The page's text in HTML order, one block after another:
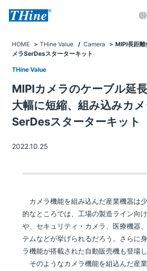
HOME THine Value/ Camera
MIPI長距離
メラSerDesスターターキット
THine Value
MIPIカメラのケーブル延
大幅に短縮、組み込みカ
SerDesスターターキット
2022.10.25
カメラ機能を組み込んだ産業機器は
的なところでは、工場の製造ライン向
や、セキュリティ・カメラ、医療機器
テムなどが挙げられるだろう。さらに
ラ機能が搭載された自動販売機も登場し
そのようなカメラ機能を組込んだ産